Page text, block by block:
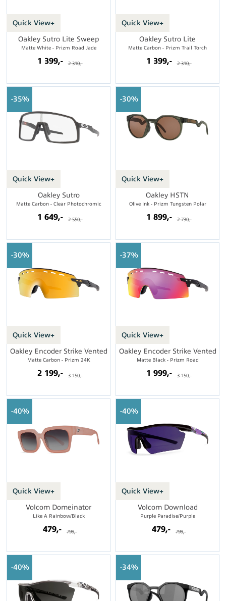
Quick View+
Oakley Sutro Lite Sweep
Matte White - Prizm Road Jade
1 399,- 2 310,-
Quick View+
Oakley Sutro Lite
Matte Carbon - Prizm Trail Torch
1 399,- 2 310,-
Quick View+
35%
Oakley Sutro
Matte Carbon - Clear Photochromic
1 649,- 2 550,-
Quick View+
30%
Oakley HSTN
Olive Ink - Prizm Tungsten Polar
1 899,- 2 730,-
Quick View+
30%
Oakley Encoder Strike Vented
Matte Carbon - Prizm 24K
2 199,- 3 150,-
Quick View+
37%
Oakley Encoder Strike Vented
Matte Black - Prizm Road
1 999,- 3 150,-
Quick View+
40%
Volcom Domeinator
Like A Rainbow/Black
479,- 799,-
Quick View+
40%
Volcom Download
Purple Paradise/Purple
479,- 799,-
40% 34%